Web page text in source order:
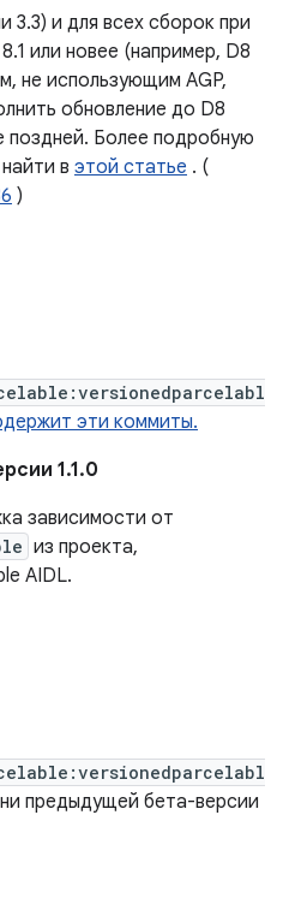
3.3) и для всех сборок при
или новее (например, D8
не использующим AGP,
обновление до D8
поздней. Более подробную
в этой статье . (
)
эти коммиты.
1.1.0
зависимости от
из проекта,
AIDL.
предыдущей бета-версии